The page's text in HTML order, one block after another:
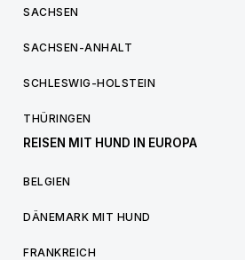
SACHSEN
SACHSEN-ANHALT
SCHLESWIG-HOLSTEIN
THÜRINGEN
REISEN MIT HUND IN EUROPA
BELGIEN
DÄNEMARK MIT HUND
FRANKREICH